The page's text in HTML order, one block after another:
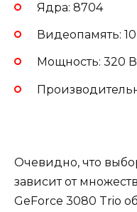
Ядра: 8704
Видеопамять:
Мощность: 320
Очевидно, что
зависит от
GeForce 3080 Trio